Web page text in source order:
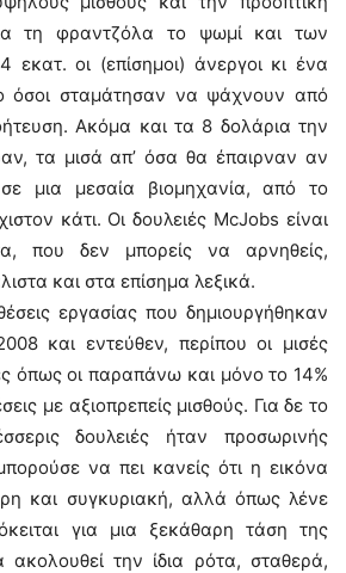
τη φραντζόλα το ψωμί και των
εκατ. οι (επίσημοι) άνεργοι κι ένα
όσοι σταμάτησαν να ψάχνουν από
Ακόμα και τα 8 δολάρια την
τα μισά απ’ όσα θα έπαιρναν αν
μια μεσαία βιομηχανία, από το
κάτι. Οι δουλειές McJobs είναι
που δεν μπορείς να αρνηθείς,
και στα επίσημα λεξικά.
εργασίας που δημιουργήθηκαν
και εντεύθεν, περίπου οι μισές
όπως οι παραπάνω και μόνο το 14%
με αξιοπρεπείς μισθούς. Για δε το
δουλειές ήταν προσωρινής
να πει κανείς ότι η εικόνα
και συγκυριακή, αλλά όπως λένε
για μια ξεκάθαρη τάση της
ακολουθεί την ίδια ρότα, σταθερά,